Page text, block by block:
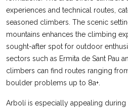
experiences and technical routes,
seasoned climbers. The scenic
mountains enhances the climbing
sought-after spot for outdoor
sectors such as Ermita de Sant Pau
climbers can find routes ranging
boulder problems up to 8a+​.
Arbolí is especially appealing